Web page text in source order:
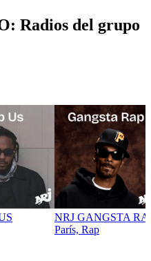
Radios del grupo
NRJ GANGSTA
París, Rap